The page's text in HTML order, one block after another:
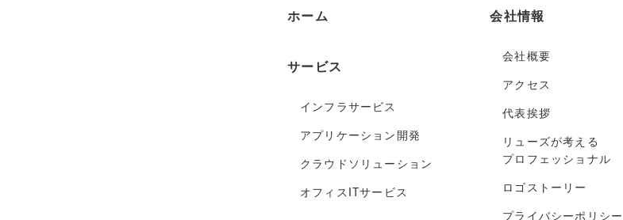
ホーム
サービス
インフラサービス
アプリケーション開発
クラウドソリューション
オフィスITサービス
会社情報
会社概要
アクセス
代表挨拶
リューズが考える
プロフェッショナル
ロゴストーリー
プライバシーポリシー